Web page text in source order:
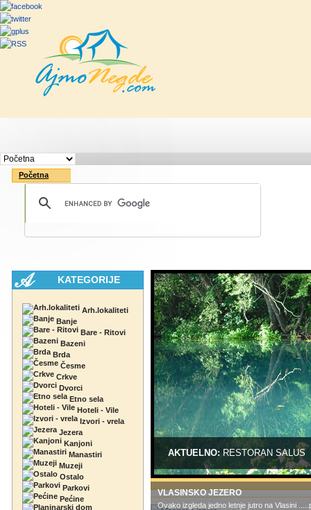
Početna
KATEGORIJE
Arh.lokaliteti
Banje
Bare - Ritovi
Bazeni
Brda
Česme
Crkve
Dvorci
Etno sela
Hoteli - Vile
Izvori - vrela
Jezera
Kanjoni
Manastiri
Muzeji
Ostalo
Parkovi
Pećine
AKTUELNO:RESTORAN SALUS
VLASINSKO JEZERO
Ovako izgleda jedno letnje jutro na Vlasini